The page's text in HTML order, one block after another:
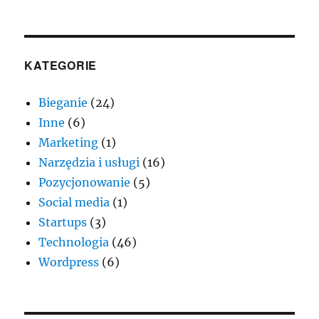
KATEGORIE
Bieganie (24)
Inne (6)
Marketing (1)
Narzędzia i usługi (16)
Pozycjonowanie (5)
Social media (1)
Startups (3)
Technologia (46)
Wordpress (6)